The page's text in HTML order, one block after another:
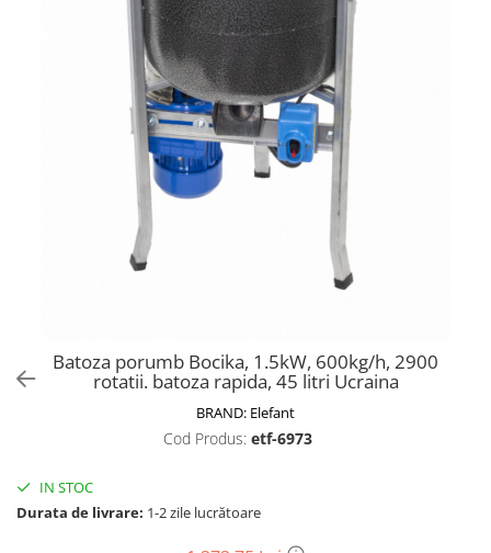
Tricicluri persoane
Trotinete electrice
Biciclete, trotinete, triciclete
Biciclete electrice
Motoburghie si accesorii
Accesorii motoburghie
Drujbe cu acumulator
Consumabile drujbe, fierastraie
Mori cereale si batoze porumb
Batoza porumb Bocika, 1.5kW, 600kg/h, 2900
rotatii. batoza rapida, 45 litri Ucraina
BRAND: Elefant
Cod Produs: etf-6973
IN STOC
Durata de livrare: 1-2 zile lucrătoare